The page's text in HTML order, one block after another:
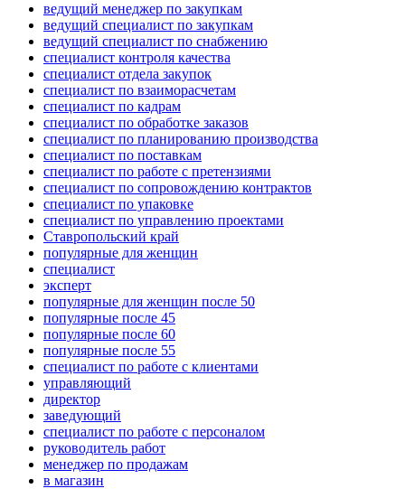
ведущий менеджер по закупкам
ведущий специалист по закупкам
ведущий специалист по снабжению
специалист контроля качества
специалист отдела закупок
специалист по взаиморасчетам
специалист по кадрам
специалист по обработке заказов
специалист по планированию производства
специалист по поставкам
специалист по работе с претензиями
специалист по сопровождению контрактов
специалист по упаковке
специалист по управлению проектами
Ставропольский край
популярные для женщин
специалист
эксперт
популярные для женщин после 50
популярные после 45
популярные после 60
популярные после 55
специалист по работе с клиентами
управляющий
директор
заведующий
специалист по работе с персоналом
руководитель работ
менеджер по продажам
в магазин